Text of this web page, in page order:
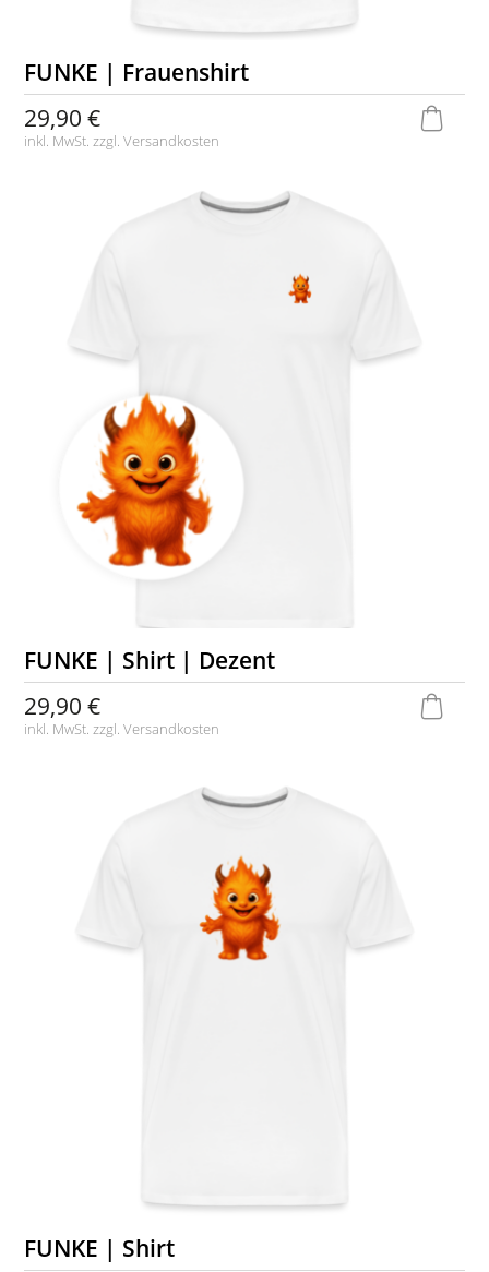
FUNKE | Frauenshirt
29,90 €
inkl. MwSt. zzgl.Versandkosten
FUNKE | Shirt | Dezent
29,90 €
inkl. MwSt. zzgl.Versandkosten
FUNKE | Shirt